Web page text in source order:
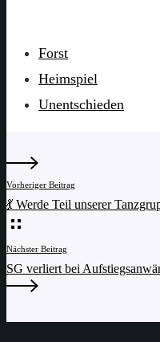
Forst
Heimspiel
Unentschieden
Vorheriger Beitrag
💃 Werde Teil unserer
Nächster Beitrag
SG verliert bei